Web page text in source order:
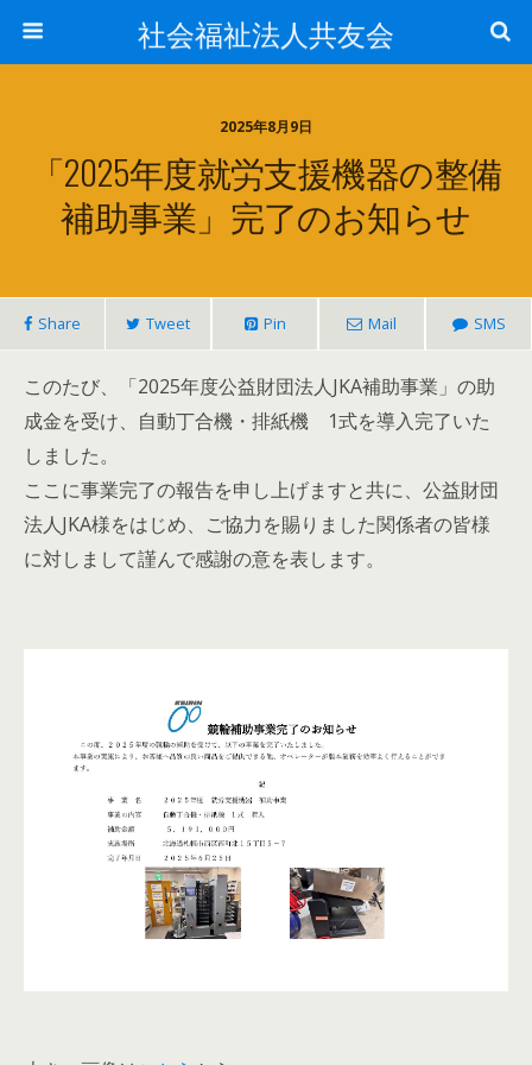
社会福祉法人共友会
2025年8月9日
「2025年度就労支援機器の整備
補助事業」完了のお知らせ
Share Tweet Pin Mail SMS
このたび、「2025年度公益財団法人JKA補助事業」の助
成金を受け、自動丁合機・排紙機 1式を導入完了いた
しました。
ここに事業完了の報告を申し上げますと共に、公益財団
法人JKA様をはじめ、ご協力を賜りました関係者の皆様
に対しまして謹んで感謝の意を表します。